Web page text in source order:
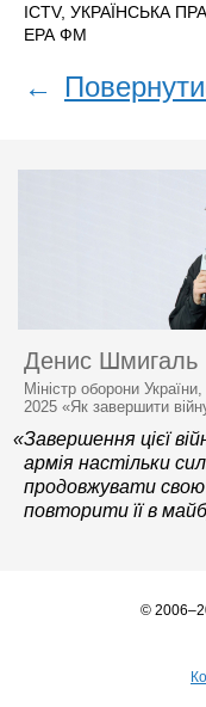
ICTV, УКРАЇНСЬКА
ЕРА ФM
←
Денис Шмигаль
Міністр оборони
2025 «Як завершити
«Завершення цієї
армія настільки
продовжувати
повторити її в
©